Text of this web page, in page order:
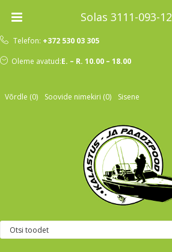
Telefon: +372 530 03 305
Oleme avatud:E. – R. 10.00 – 18.00
Võrdle (0) Soovide nimekiri (0) Sisene
Solas 3111-093-12